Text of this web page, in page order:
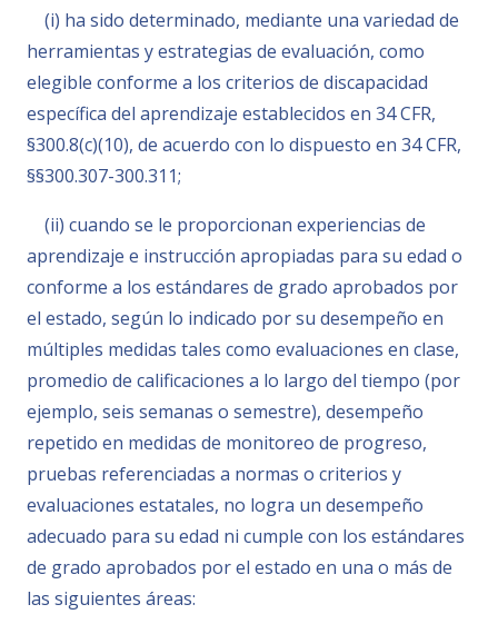
(i) ha sido determinado, mediante una variedad de
herramientas y estrategias de evaluación, como
elegible conforme a los criterios de discapacidad
específica del aprendizaje establecidos en 34 CFR,
§300.8(c)(10), de acuerdo con lo dispuesto en 34 CFR,
§§300.307-300.311;
(ii) cuando se le proporcionan experiencias de
aprendizaje e instrucción apropiadas para su edad o
conforme a los estándares de grado aprobados por
el estado, según lo indicado por su desempeño en
múltiples medidas tales como evaluaciones en clase,
promedio de calificaciones a lo largo del tiempo (por
ejemplo, seis semanas o semestre), desempeño
repetido en medidas de monitoreo de progreso,
pruebas referenciadas a normas o criterios y
evaluaciones estatales, no logra un desempeño
adecuado para su edad ni cumple con los estándares
de grado aprobados por el estado en una o más de
las siguientes áreas: